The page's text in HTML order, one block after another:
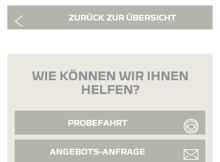
ZURÜCK ZUR ÜBERSICHT
WIE KÖNNEN WIR IHNEN
HELFEN?
PROBEFAHRT
ANGEBOTS-ANFRAGE